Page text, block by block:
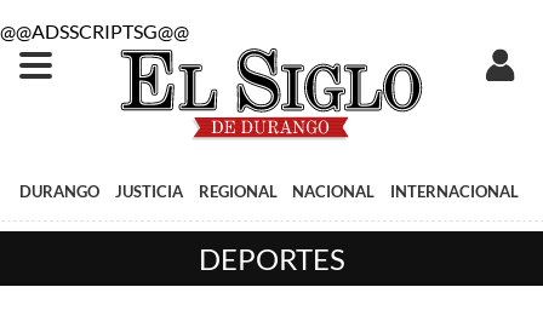
@@ADSSCRIPTSG@@
DURANGO JUSTICIA REGIONAL NACIONAL INTERNACIONAL
DEPORTES